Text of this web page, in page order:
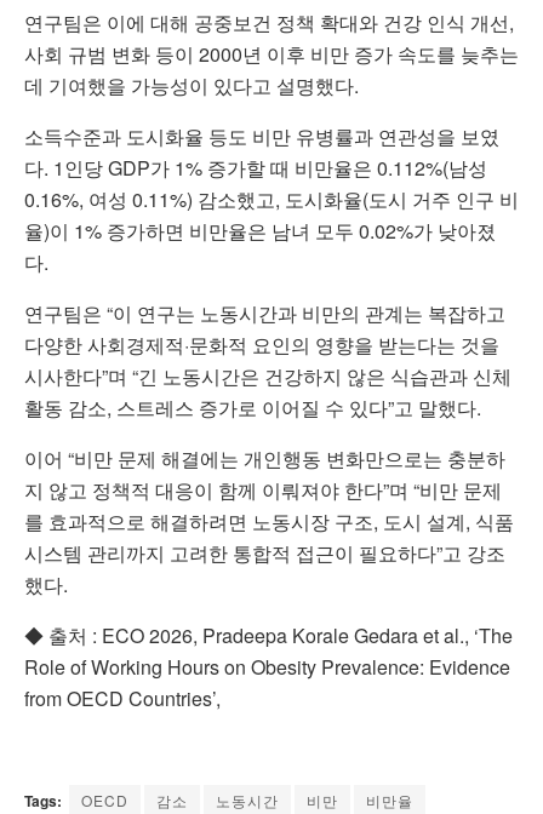
연구팀은 이에 대해 공중보건 정책 확대와 건강 인식 개선,
사회 규범 변화 등이 2000년 이후 비만 증가 속도를 늦추는
데 기여했을 가능성이 있다고 설명했다.
소득수준과 도시화율 등도 비만 유병률과 연관성을 보였
다. 1인당 GDP가 1% 증가할 때 비만율은 0.112%(남성
0.16%, 여성 0.11%) 감소했고, 도시화율(도시 거주 인구 비
율)이 1% 증가하면 비만율은 남녀 모두 0.02%가 낮아졌
다.
연구팀은 “이 연구는 노동시간과 비만의 관계는 복잡하고
다양한 사회경제적·문화적 요인의 영향을 받는다는 것을
시사한다”며 “긴 노동시간은 건강하지 않은 식습관과 신체
활동 감소, 스트레스 증가로 이어질 수 있다”고 말했다.
이어 “비만 문제 해결에는 개인행동 변화만으로는 충분하
지 않고 정책적 대응이 함께 이뤄져야 한다”며 “비만 문제
를 효과적으로 해결하려면 노동시장 구조, 도시 설계, 식품
시스템 관리까지 고려한 통합적 접근이 필요하다”고 강조
했다.
◆ 출처 : ECO 2026, Pradeepa Korale Gedara et al., ‘The
Role of Working Hours on Obesity Prevalence: Evidence
from OECD Countries’,
Tags: OECD 감소 노동시간 비만 비만율